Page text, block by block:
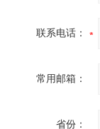
联系电话：
常用邮箱：
省份：